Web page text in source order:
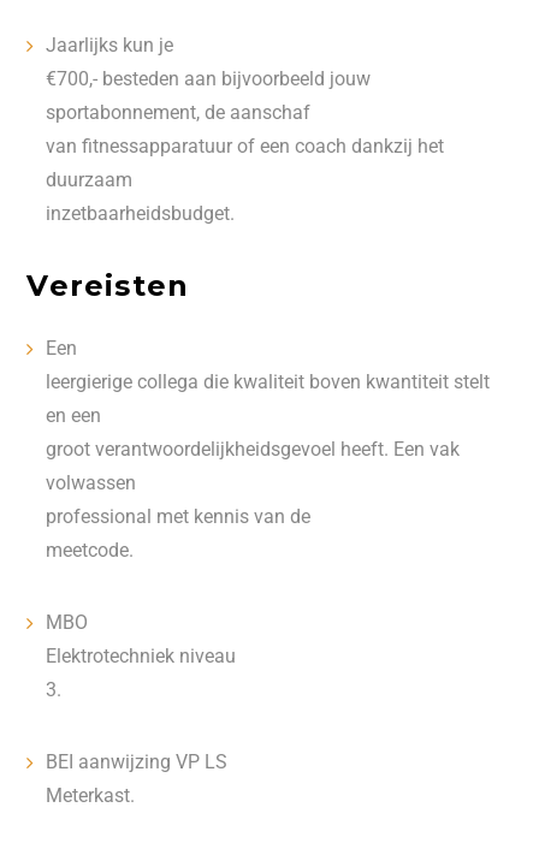
Jaarlijks kun je
€700,- besteden aan bijvoorbeeld jouw
sportabonnement, de aanschaf
van fitnessapparatuur of een coach dankzij het
duurzaam
inzetbaarheidsbudget.
Vereisten
Een
leergierige collega die kwaliteit boven kwantiteit stelt
en een
groot verantwoordelijkheidsgevoel heeft. Een vak
volwassen
professional met kennis van de
meetcode.
MBO
Elektrotechniek niveau
3.
BEI aanwijzing VP LS
Meterkast.